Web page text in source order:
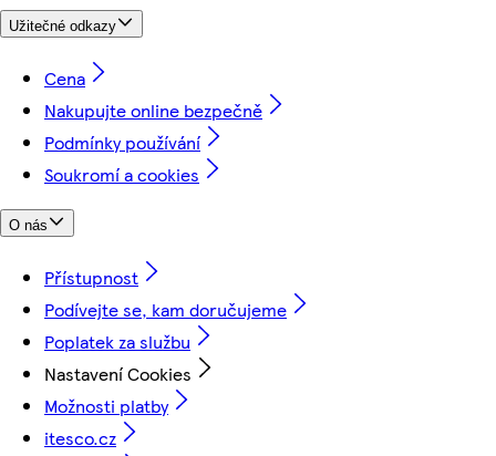
Užitečné odkazy
Cena
Nakupujte online bezpečně
Podmínky používání
Soukromí a cookies
O nás
Přístupnost
Podívejte se, kam doručujeme
Poplatek za službu
Nastavení Cookies
Možnosti platby
itesco.cz